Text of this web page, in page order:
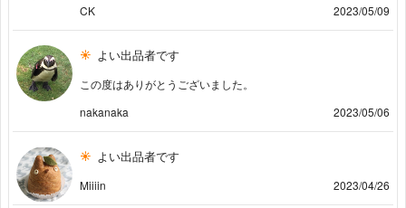
CK
2023/05/09
よい出品者です
この度はありがとうございました。
nakanaka
2023/05/06
よい出品者です
Miiiin 2023/04/26